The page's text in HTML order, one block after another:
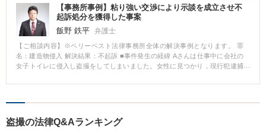
【事務所事例】粘り強い交渉により示談を成立させ不
起訴処分を獲得した事案
飯野 鉄平 弁護士
【ご相談内容】※ベリーベスト法律事務所全体の解決事例となります。 罪
名：建造物侵入 解決結果：不起訴 ■事件発生の経緯 Aさんは仕事中に会社の
女子トイレに侵入し盗撮をしてしまいました。女性に見つかり，現行犯逮捕
撮し現行犯逮捕されたとの相談が入りました。直ちに事実関係を確認し，接
た。 その後は，被害者の方との示談交渉に取り組みました。被害者の方は当
初示談について消極的でしたが，Aさんの謝罪の手紙などにより反省の意を伝
盗撮の法律Q&Aランキング